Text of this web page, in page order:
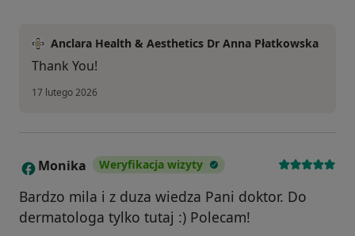
Anclara Health & Aesthetics Dr Anna Płatkowska
Thank You!
17 lutego 2026
M Monika Weryfikacja wizyty
Bardzo mila i z duza wiedza Pani doktor. Do
dermatologa tylko tutaj :) Polecam!